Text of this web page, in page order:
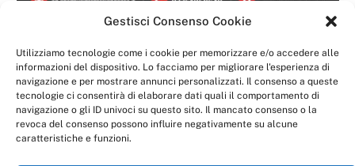
Gestisci Consenso Cookie
Utilizziamo tecnologie come i cookie per memorizzare e/o accedere alle
informazioni del dispositivo. Lo facciamo per migliorare l'esperienza di
navigazione e per mostrare annunci personalizzati. Il consenso a queste
tecnologie ci consentirà di elaborare dati quali il comportamento di
navigazione o gli ID univoci su questo sito. Il mancato consenso o la
revoca del consenso possono influire negativamente su alcune
caratteristiche e funzioni.